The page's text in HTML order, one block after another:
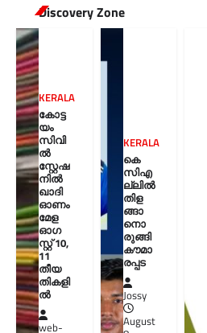
Discovery Zone
KERALA
കോട്ട
യം
സിവി
ൽ
സ്റ്റേഷ
നിൽ
ഖാദി
ഓണം
മേള
ഓഗ
സ്റ്റ് 10,
11
തീയ
തികളി
ല്‍
web-
KERALA
കെ
സിഎ
ല്ലിൽ
തിള
ങ്ങാ
നൊ
രുങ്ങി
കൗമാ
രപ്പട
Jossy
August